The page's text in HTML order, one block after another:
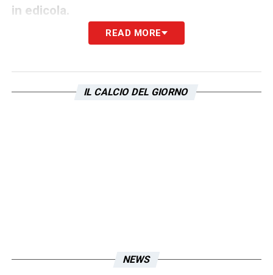
in edicola.
Gazzetta dello Sport, Il Corriere dello
riferimento ogni giorno tanto per gli addetti ai
READ MORE
IL CALCIO DEL GIORNO
NEWS